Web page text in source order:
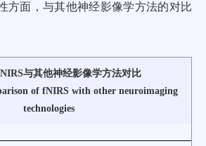
方面，与其他神经影像学方法的对比
与其他神经影像学方法对比
of fNIRS with other neuroimaging
technologies